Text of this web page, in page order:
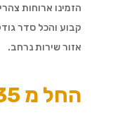
הזמינו ארוחות
קבוע והכל סדר
אזור שירות נרחב.
החל מ 35 ש"ח